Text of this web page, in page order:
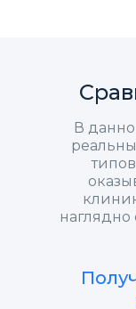
В
наглядно